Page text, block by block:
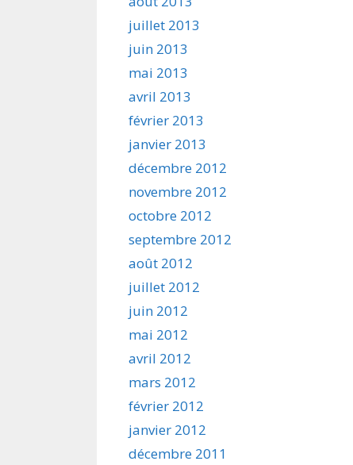
juillet 2013
juin 2013
mai 2013
avril 2013
février 2013
janvier 2013
décembre 2012
novembre 2012
octobre 2012
septembre 2012
août 2012
juillet 2012
juin 2012
mai 2012
avril 2012
mars 2012
février 2012
janvier 2012
décembre 2011